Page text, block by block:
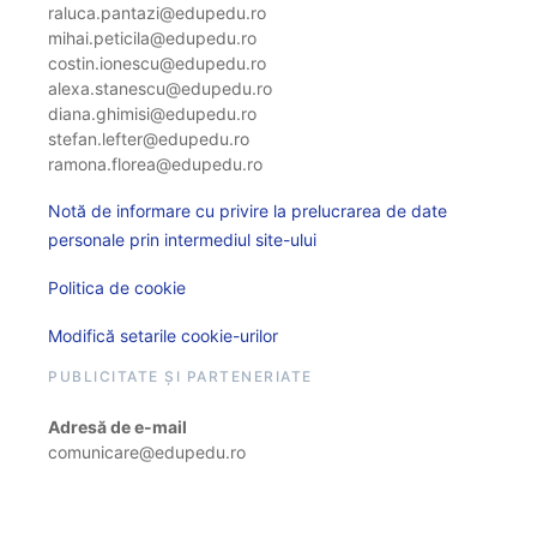
raluca.pantazi@edupedu.ro
mihai.peticila@edupedu.ro
costin.ionescu@edupedu.ro
alexa.stanescu@edupedu.ro
diana.ghimisi@edupedu.ro
stefan.lefter@edupedu.ro
ramona.florea@edupedu.ro
Notă de informare cu privire la prelucrarea de date
personale prin intermediul site-ului
Politica de cookie
Modifică setarile cookie-urilor
PUBLICITATE ȘI PARTENERIATE
Adresă de e-mail
comunicare@edupedu.ro